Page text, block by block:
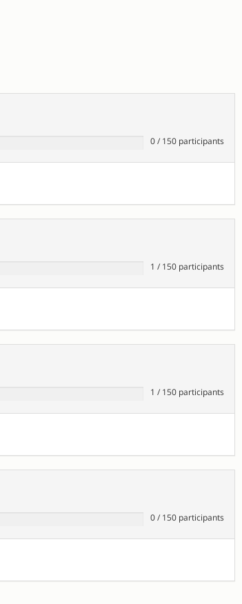
0/ 150participants
1 / 150participants
1 / 150participants
0/ 150participants